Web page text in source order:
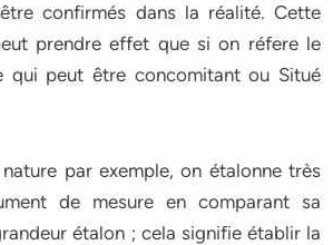
confirmés dans la réalité. Cette
prendre effet que si on réfere le
qui peut être concomitant ou Situé
par exemple, on étalonne très
de mesure en comparant sa
étalon ; cela signifie établir la